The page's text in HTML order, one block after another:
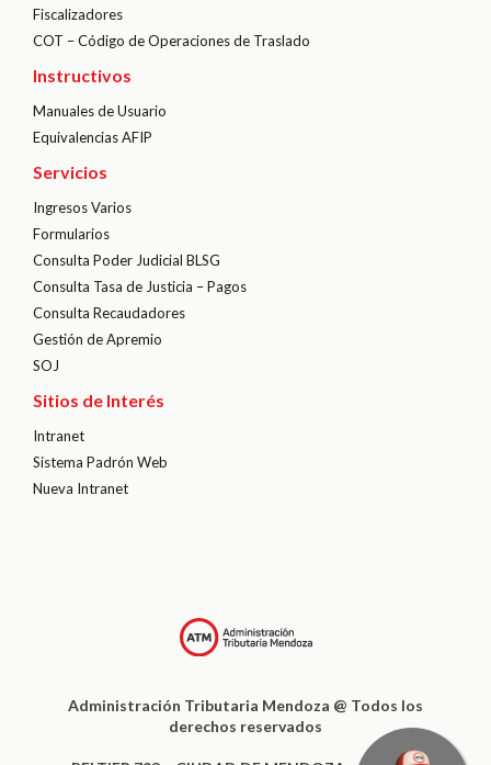
Fiscalizadores
COT – Código de Operaciones de Traslado
Instructivos
Manuales de Usuario
Equivalencias AFIP
Servicios
Ingresos Varios
Formularios
Consulta Poder Judicial BLSG
Consulta Tasa de Justicia – Pagos
Consulta Recaudadores
Gestión de Apremio
SOJ
Sitios de Interés
Intranet
Sistema Padrón Web
Nueva Intranet
Administración Tributaria Mendoza @ Todos los
derechos reservados